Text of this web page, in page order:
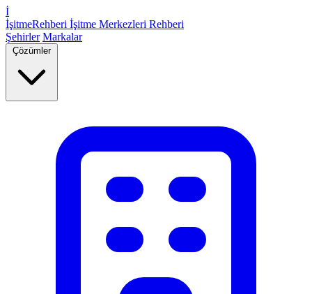
İ
İşitmeRehberi İşitme Merkezleri Rehberi
Şehirler Markalar
Çözümler